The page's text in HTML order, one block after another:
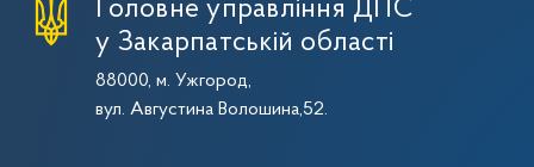
Головне управління ДПС
у Закарпатській області
88000, м. Ужгород,
вул. Августина Волошина,52.